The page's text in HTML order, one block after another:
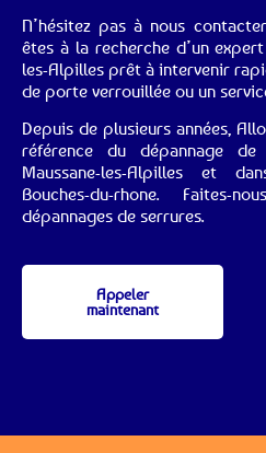
N’hésitez pas à nous
êtes à la recherche d’un
les-Alpilles prêt à intervenir
de porte verrouillée ou un
Depuis de plusieurs années,
référence du dépannage
Maussane-les-Alpilles et
Bouches-du-rhone. Faites-
dépannages de serrures.
Appeler
maintenant